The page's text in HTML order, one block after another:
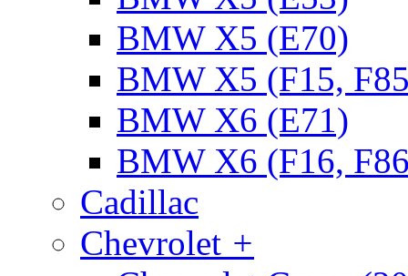
BMW X5 (E70)
BMW X5 (F15,
BMW X6 (E71)
BMW X6 (F16,
Cadillac
Chevrolet +